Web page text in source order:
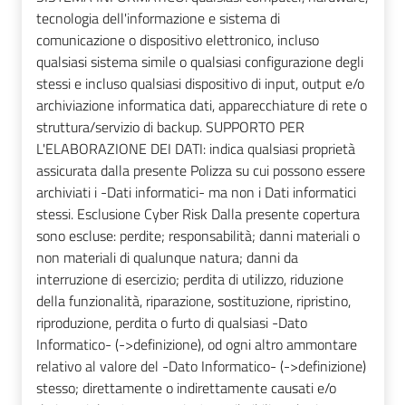
tecnologia dell'informazione e sistema di
comunicazione o dispositivo elettronico, incluso
qualsiasi sistema simile o qualsiasi configurazione degli
stessi e incluso qualsiasi dispositivo di input, output e/o
archiviazione informatica dati, apparecchiature di rete o
struttura/servizio di backup. SUPPORTO PER
L'ELABORAZIONE DEI DATI: indica qualsiasi proprietà
assicurata dalla presente Polizza su cui possono essere
archiviati i -Dati informatici- ma non i Dati informatici
stessi. Esclusione Cyber Risk Dalla presente copertura
sono escluse: perdite; responsabilità; danni materiali o
non materiali di qualunque natura; danni da
interruzione di esercizio; perdita di utilizzo, riduzione
della funzionalità, riparazione, sostituzione, ripristino,
riproduzione, perdita o furto di qualsiasi -Dato
Informatico- (->definizione), od ogni altro ammontare
relativo al valore del -Dato Informatico- (->definizione)
stesso; direttamente o indirettamente causati e/o